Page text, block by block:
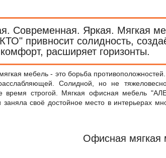
Современная. Яркая. Мягкая
привносит солидность,
комфорт, расширяет горизонты.
мебель - это борьба
Солидной, но не
время строгой. Мягкая офисная мебель
заняла своё достойное место в интерьерах
Офисная